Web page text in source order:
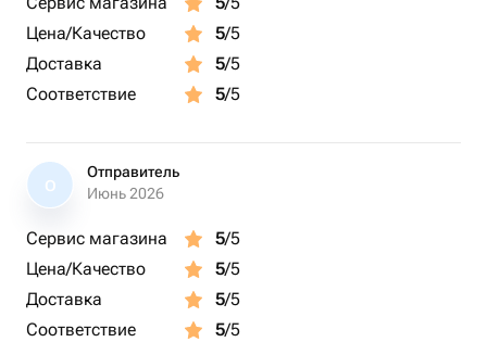
Цена/Качество
5/5
Доставка
5/5
Соответствие
5/5
О
Отправитель
Июнь 2026
Сервис магазина 5/5
Цена/Качество
5/5
Доставка
5/5
Соответствие
5/5